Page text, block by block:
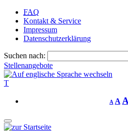
FAQ
Kontakt & Service
Impressum
Datenschutzerklärung
Suchen nach:
Stellenangebote
T
A A A